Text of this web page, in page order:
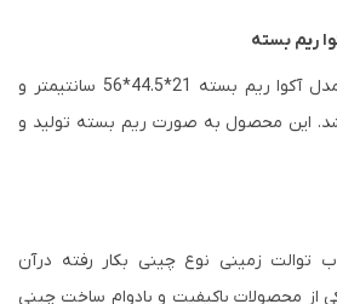
ریم بسته
ابعاد توالت زمینی گلسار مدل آکوا ریم بسته 21*44.5*56 سانتیمتر و
میباشد. این محصول به صورت ریم بسته تولید و
توالت زمینی نوع چینی بکار رفته درآن
از محصولات باکیفیت و بادوام ساخت چینی